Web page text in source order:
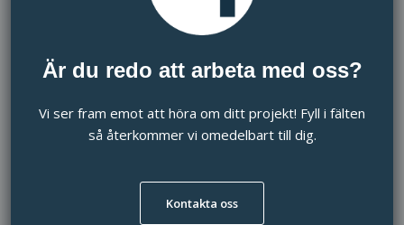
​Är du redo att arbeta med oss?
Vi ser fram emot att höra om ditt projekt! Fyll i fälten
så återkommer vi omedelbart till dig.
Kontakta oss